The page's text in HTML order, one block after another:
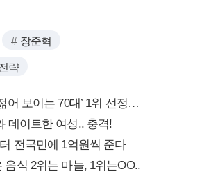
장준혁
략
어 보이는 70대’ 1위 선정…
데이트한 여성.. 충격!
전국민에 1억원씩 준다
음식 2위는 마늘, 1위는OO..